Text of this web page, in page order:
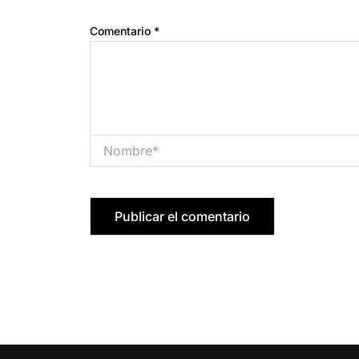
Comentario *
Nombre*